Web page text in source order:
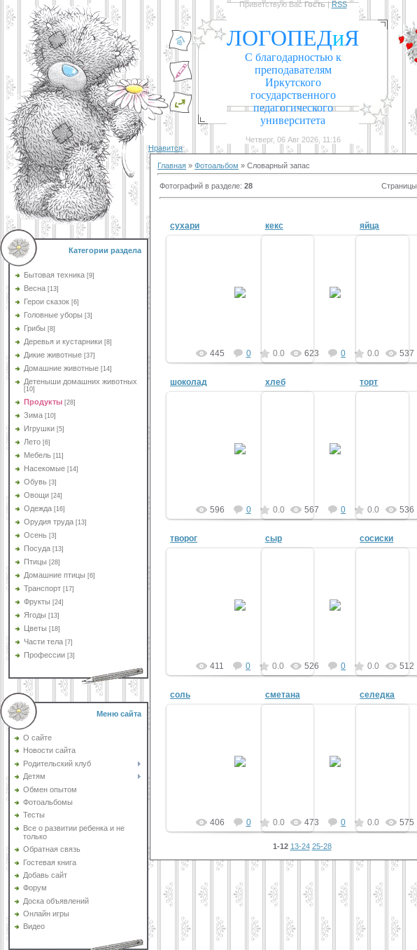
Категории раздела
Бытовая техника [9]
Весна [13]
Герои сказок [6]
Головные уборы [3]
Грибы [8]
Деревья и кустарники [8]
Дикие животные [37]
Домашние животные [14]
Детеныши домашних животных
[10]
Продукты [28]
Зима [10]
Игрушки [5]
Лето [6]
Мебель [11]
Насекомые [14]
Обувь [3]
Овощи [24]
Одежда [16]
Орудия труда [13]
Осень [3]
Посуда [13]
Птицы [28]
Домашние птицы [6]
Транспорт [17]
Фрукты [24]
Ягоды [13]
Цветы [18]
Части тела [7]
Профессии [3]
Меню сайта
О сайте
Новости сайта
Родительский клуб
Детям
Обмен опытом
Фотоальбомы
Тесты
Все о развитии ребенка и не
только
Обратная связь
Гостевая книга
Добавь сайт
Форум
Доска объявлений
Онлайн игры
Видео
Приветствую Вас Гость|RSS
ЛОГОПЕДиЯ
С благодарностью к
преподавателям
Иркутского
государственного
педагогического
университета
Четверг, 06 Авг 2026, 11:16
Нравится
Главная » Фотоальбом » Словарный запас
Фотографий в разделе: 28 Страницы
сухари
445 0 0.0
кекс
623 0 0.0
яйца
537
шоколад
596 0 0.0
хлеб
567 0 0.0
торт
536
творог
411 0 0.0
сыр
526 0 0.0
сосиски
512
соль
406 0 0.0
сметана
473 0 0.0
селедка
575
1-12 13-24 25-28